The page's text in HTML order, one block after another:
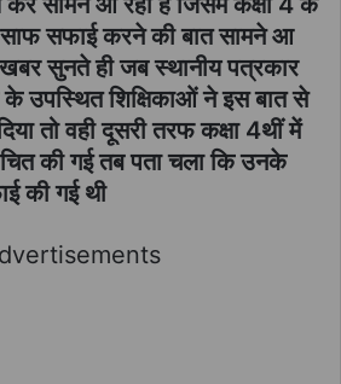
साफ सफाई करने की बात सामने आ
सुनते ही जब स्थानीय पत्रकार
उपस्थित शिक्षिकाओं ने इस बात से
तो वही दूसरी तरफ कक्षा 4थीं में
की गई तब पता चला कि उनके
की गई थी